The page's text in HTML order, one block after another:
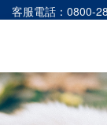
客服電話：0800-